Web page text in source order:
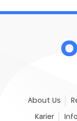
About Us
Karier